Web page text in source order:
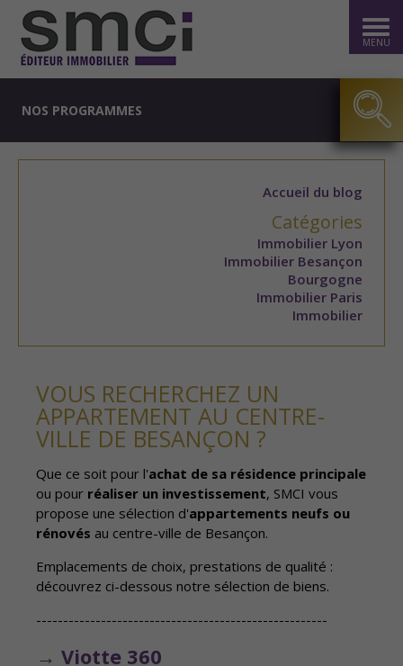
MENU
NOS PROGRAMMES
Accueil du blog
Catégories
Immobilier Lyon
Immobilier Besançon
Bourgogne
Immobilier Paris
Immobilier
VOUS RECHERCHEZ UN
APPARTEMENT AU CENTRE-
VILLE DE BESANÇON ?
Que ce soit pour l'achat de sa résidence principale
ou pour réaliser un investissement, SMCI vous
propose une sélection d'appartements neufs ou
rénovés au centre-ville de Besançon.
Emplacements de choix, prestations de qualité :
découvrez ci-dessous notre sélection de biens.
------------------------------------------------------
→ Viotte 360